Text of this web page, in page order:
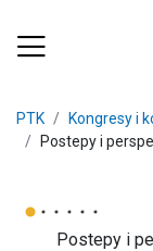
PTK
Kongresy i
Postepy i
Postepy i